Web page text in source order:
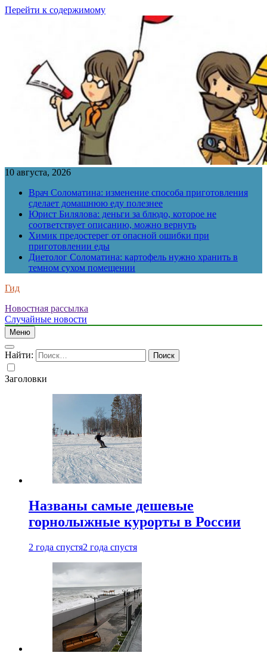
Перейти к содержимому
10 августа, 2026
Врач Соломатина: изменение способа приготовления
сделает домашнюю еду полезнее
Юрист Билялова: деньги за блюдо, которое не
соответствует описанию, можно вернуть
Химик предостерег от опасной ошибки при
приготовлении еды
Диетолог Соломатина: картофель нужно хранить в
темном сухом помещении
Гид
Новостная рассылка
Случайные новости
Меню
Найти:
Заголовки
Названы самые дешевые
горнолыжные курорты в России
2 года спустя2 года спустя